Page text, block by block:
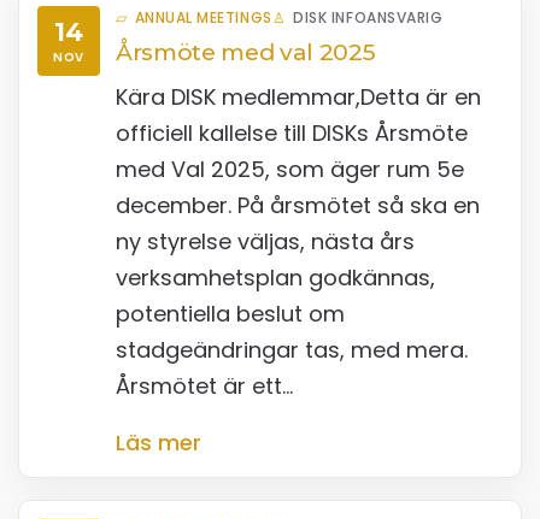
14
NOV
ANNUAL MEETINGS DISK INFOANSVARIG
Årsmöte med val 2025
Kära DISK medlemmar,Detta är en
officiell kallelse till DISKs Årsmöte
med Val 2025, som äger rum 5e
december. På årsmötet så ska en
ny styrelse väljas, nästa års
verksamhetsplan godkännas,
potentiella beslut om
stadgeändringar tas, med mera.
Årsmötet är ett…
Läs mer